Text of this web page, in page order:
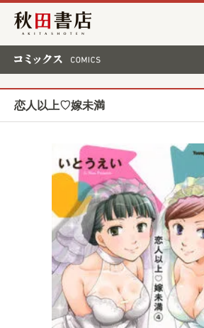
秋田書店
恋人以上♡嫁未満